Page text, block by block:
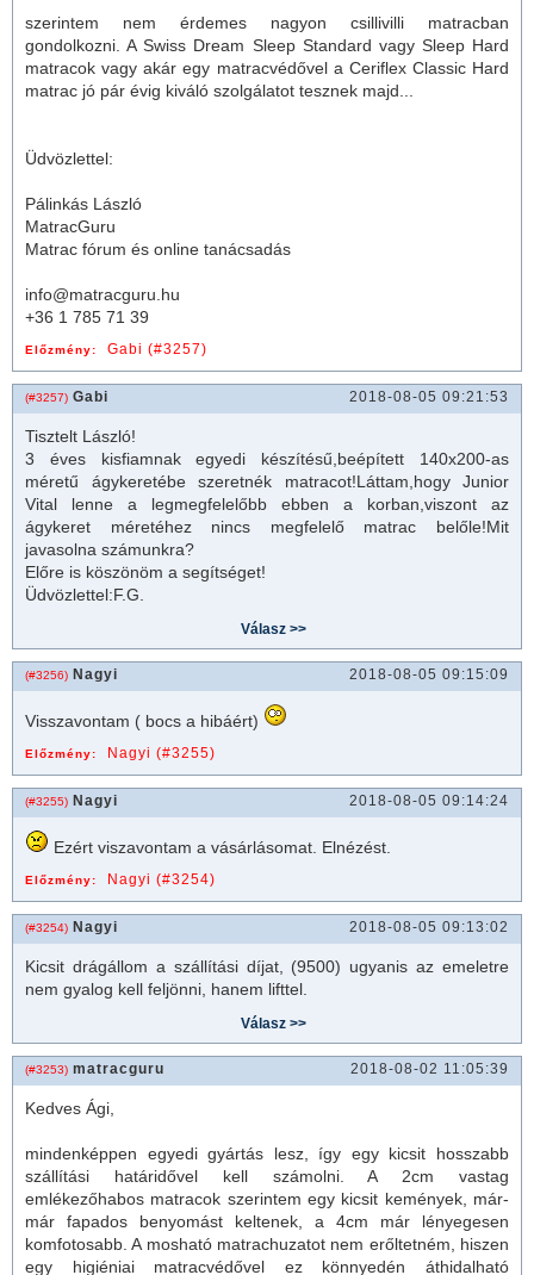
szerintem nem érdemes nagyon csillivilli matracban
gondolkozni. A Swiss Dream Sleep Standard vagy Sleep Hard
matracok vagy akár egy matracvédővel a CeriflexClassic Hard
matrac jó pár évig kiváló szolgálatot tesznek majd...
Üdvözlettel:
Pálinkás László
MatracGuru
Matrac fórum és online tanácsadás
info@matracguru.hu
+36 1 785 71 39
Előzmény: Gabi (#3257)
(#3257) Gabi 2018-08-05 09:21:53
Tisztelt László!
3 éves kisfiamnak egyedi készítésű,beépített 140x200-as
méretű ágykeretébe szeretnék matracot!Láttam,hogy Junior
Vital lenne a legmegfelelőbb ebben a korban,viszont az
ágykeret méretéhez nincs megfelelő matrac belőle!Mit
javasolna számunkra?
Előre is köszönöm a segítséget!
Üdvözlettel:F.G.
(#3256) Nagyi 2018-08-05 09:15:09
Visszavontam ( bocs a hibáért)
Előzmény: Nagyi (#3255)
(#3255) Nagyi 2018-08-05 09:14:24
Ezért viszavontam a vásárlásomat. Elnézést.
Előzmény: Nagyi (#3254)
(#3254) Nagyi 2018-08-05 09:13:02
Kicsit drágállom a szállítási díjat, (9500) ugyanis az emeletre
nem gyalog kell feljönni, hanem lifttel.
(#3253) matracguru 2018-08-02 11:05:39
Kedves Ági,
mindenképpen egyedi gyártás lesz, így egy kicsit hosszabb
szállítási határidővel kell számolni. A 2cm vastag
emlékezőhabos matracok szerintem egy kicsit kemények, már-
már fapados benyomást keltenek, a 4cm már lényegesen
komfotosabb. A mosható matrachuzatot nem erőltetném, hiszen
egy higiéniai matracvédővel ez könnyedén áthidalható